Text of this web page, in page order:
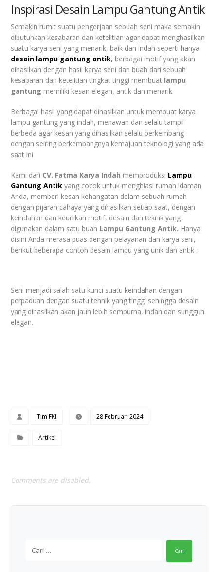
Inspirasi Desain Lampu Gantung Antik
Semakin rumit suatu pengerjaan sebuah seni maka semakin
dibutuhkan kesabaran dan ketelitian agar dapat menghasilkan
suatu karya seni yang menarik, baik dan indah seperti hanya
desain lampu gantung antik, berbagai motif yang akan
dihasilkan dengan hasil karya seni dan buah dari sebuah
kesabaran dan ketelitian tingkat tinggi membuat lampu
gantung memiliki kesan elegan, antik dan menarik.
Berbagai hasil yang dapat dihasilkan untuk membuat karya
lampu gantung yang indah, menawan dan selalu tampil
berbeda agar kesan yang dihasilkan selalu berkembang
dengan seiring berkembangnya kemajuan teknologi yang ada
saat ini.
Kami dari CV. Fatma Karya Indah memproduksi Lampu
Gantung Antikyang cocok untuk menghiasi rumah idaman
Anda, memberi kesan kehangatan dalam sebuah rumah
dengan pijaran cahaya yang dihasilkan setiap saat, dengan
keindahan dan keunikan motif, desain dan teknik yang
digunakan dalam satu buah Lampu Gantung Antik. Hanya
disini Anda merasa puas dengan pelayanan dan karya seni,
berikut beberapa contoh desain lampu yang unik dan antik :
Seni menjadi salah satu kunci suatu keindahan dengan
perpaduan dengan suatu tehnik yang tinggi sehingga desain
yang dihasilkan akan jauh lebih sempurna, indah dan sungguh
elegan.
Tim FKI 28 Februari 2024
Artikel
Comments are disabled.
Cari